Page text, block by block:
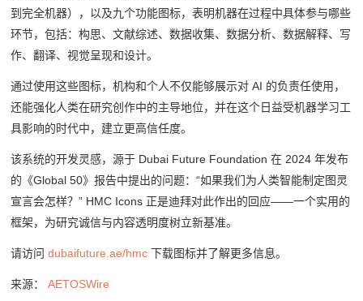
到完全机器），以及九个功能图标，表明机器在过程中具体参与哪些
环节，包括：构思、文献综述、数据收集、数据分析、数据解释、写
作、翻译、视觉呈现和设计。
通过使用这些图标，机构和个人不仅能够展示对 AI 的负责任使用，
还能强化人类在研究创作中的主导地位，并在这个日益受机器学习工
具影响的时代中，建立更高信任度。
该系统的开发灵感，源于 Dubai Future Foundation 在 2024 年发布
的《Global 50》报告中提出的问题：“如果我们为人类智能制定图灵
宣言会怎样？” HMC Icons 正是迪拜对此作出的回应——一个实用的
框架，为研究诚信与内容透明度树立新基准。
请访问dubaifuture.ae/hmc 下载图标并了解更多信息。
来源：AETOSWire